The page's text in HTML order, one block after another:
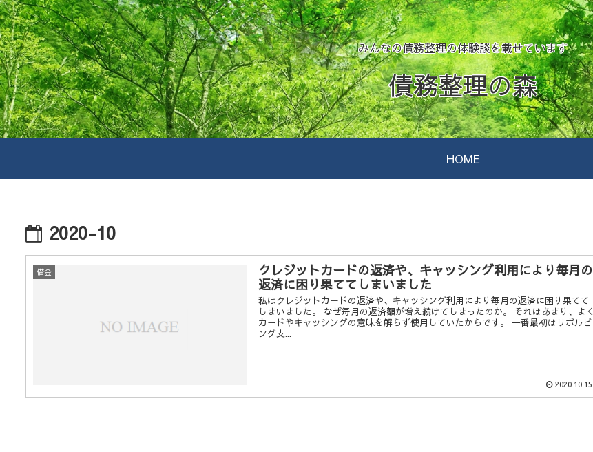
みんなの債務整理の体験談を載せています
債務整理の森
HOME
2020-10
借金
クレジットカードの返済や、キャッシング利用により毎月の
返済に困り果ててしまいました
私はクレジットカードの返済や、キャッシング利用により毎月の返済に困り果てて
しまいました。 なぜ毎月の返済額が増え続けてしまったのか。 それはあまり、よく
カードやキャッシングの意味を解らず使用していたからです。 一番最初はリボルビ
ング支...
2020.10.15